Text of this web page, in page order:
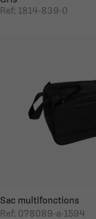
Ref: 1814-839-0
Sac multifonctions
Ref: 078089-a-1594